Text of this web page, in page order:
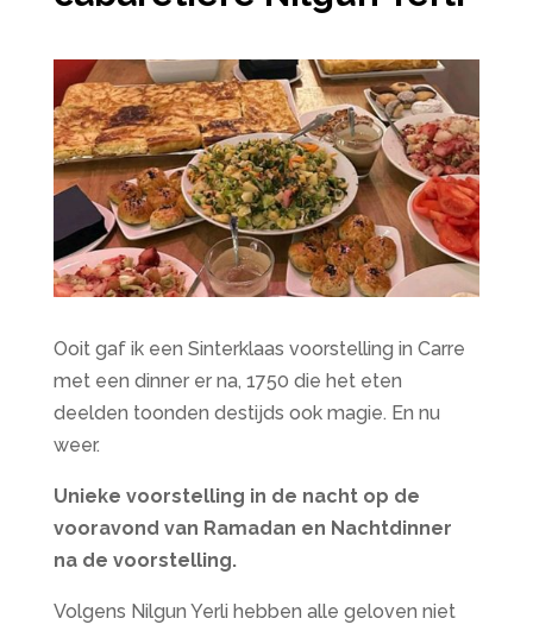
Ooit gaf ik een Sinterklaas voorstelling in Carre
met een dinner er na, 1750 die het eten
deelden toonden destijds ook magie. En nu
weer.
Unieke voorstelling in de nacht op de
vooravond van Ramadan en Nachtdinner
na de voorstelling.
Volgens Nilgun Yerli hebben alle geloven niet